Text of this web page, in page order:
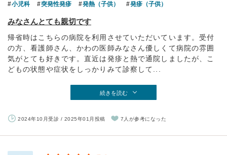
小児科 突発性発疹 発熱（子供） 発疹（子供）
みなさんとても親切です
帰省時はこちらの病院を利用させていただいています。受付
の方、看護師さん、かわの医師みなさん優しくて病院の雰囲
気がとても好きです。直近は発疹と熱で通院しましたが、こ
どもの状態や症状をしっかりみて診察して...
続きを読む
2024年10月受診 / 2025年01月投稿 7人が参考になった